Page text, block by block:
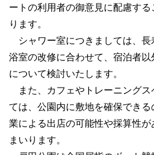
ートの利用者の御意見に配慮す
ります。
シャワー室につきましては、長
浴室の改修に合わせて、宿泊者
について検討いたします。
また、カフェやトレーニングス
ては、公園内に敷地を確保でき
業による出店の可能性や採算性
まいります。